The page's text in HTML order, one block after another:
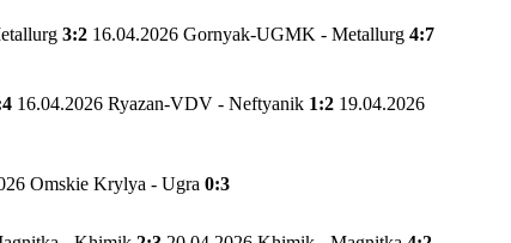
3:2 16.04.2026 Gornyak-UGMK - Metallurg 4:7
16.04.2026 Ryazan-VDV - Neftyanik 1:2 19.04.2026
Omskie Krylya - Ugra 0:3